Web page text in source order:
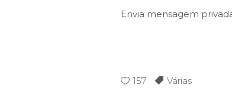
Envia mensagem
157 Várias